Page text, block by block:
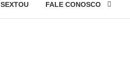
SEXTOU FALE CONOSCO